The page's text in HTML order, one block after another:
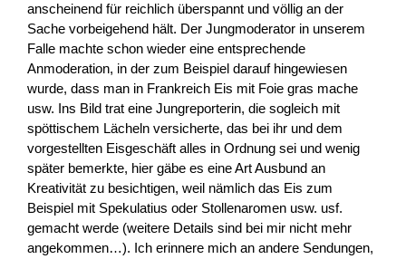
anscheinend für reichlich überspannt und völlig an der
Sache vorbeigehend hält. Der Jungmoderator in unserem
Falle machte schon wieder eine entsprechende
Anmoderation, in der zum Beispiel darauf hingewiesen
wurde, dass man in Frankreich Eis mit Foie gras mache
usw. Ins Bild trat eine Jungreporterin, die sogleich mit
spöttischem Lächeln versicherte, das bei ihr und dem
vorgestellten Eisgeschäft alles in Ordnung sei und wenig
später bemerkte, hier gäbe es eine Art Ausbund an
Kreativität zu besichtigen, weil nämlich das Eis zum
Beispiel mit Spekulatius oder Stollenaromen usw. usf.
gemacht werde (weitere Details sind bei mir nicht mehr
angekommen…). Ich erinnere mich an andere Sendungen,